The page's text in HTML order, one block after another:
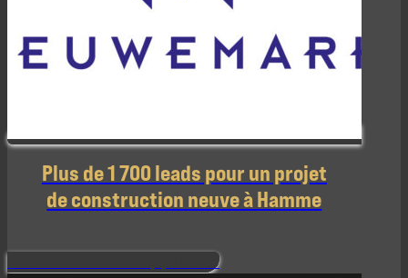
Plus de 1 700 leads pour un projet
de construction neuve à Hamme
Découvrir notre approche